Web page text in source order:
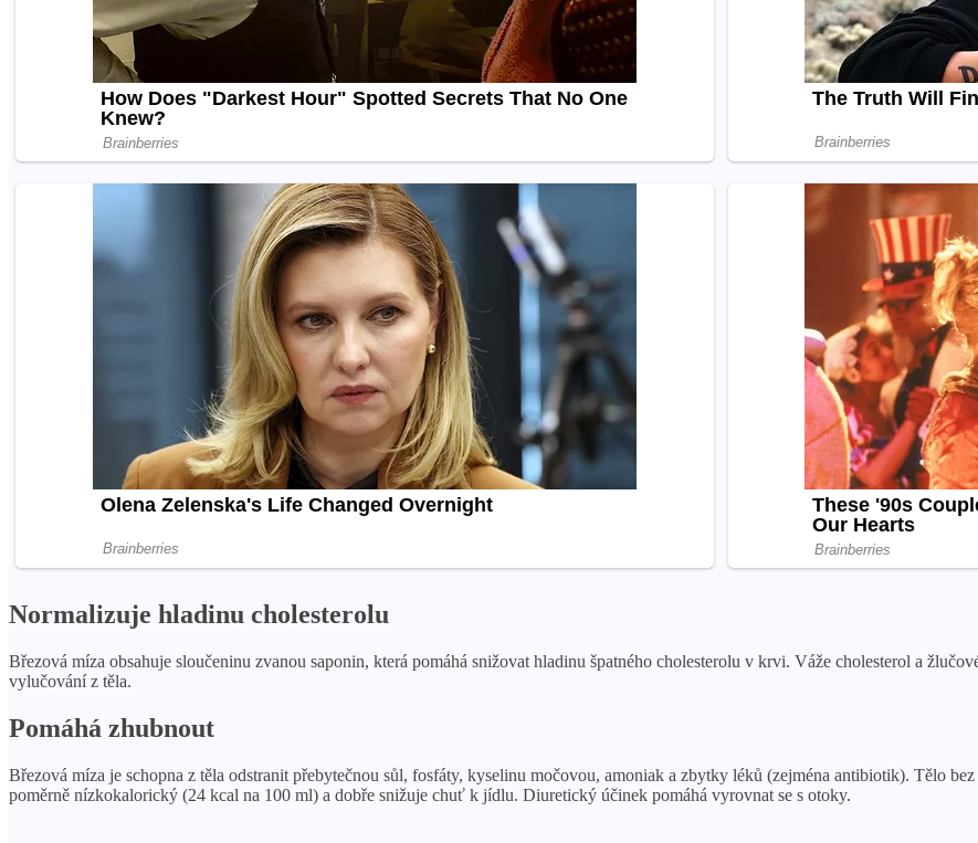
Normalizuje hladinu cholesterolu
Březová míza obsahuje sloučeninu zvanou saponin, která pomáhá snižovat hladinu špatného cholesterolu v krvi. Váže cholesterol a
vylučování z těla.
Pomáhá zhubnout
Březová míza je schopna z těla odstranit přebytečnou sůl, fosfáty, kyselinu močovou, amoniak a zbytky léků (zejména antibiotik). Tělo
poměrně nízkokalorický (24 kcal na 100 ml) a dobře snižuje chuť k jídlu. Diuretický účinek pomáhá vyrovnat se s otoky.